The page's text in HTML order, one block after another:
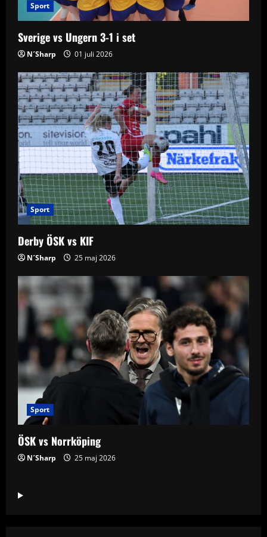
o
n
Sport
Sverige vs Ungern 3-1 i set
N´Sharp 01 juli 2026
Sport
Derby ÖSK vs KIF
N´Sharp 25 maj 2026
Sport
ÖSK vs Norrköping
N´Sharp 25 maj 2026